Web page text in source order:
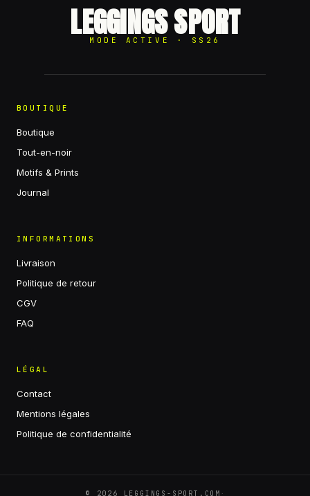
LEGGINGS SPORT
MODE ACTIVE · SS26
BOUTIQUE
Boutique
Tout-en-noir
Motifs & Prints
Journal
INFORMATIONS
Livraison
Politique de retour
CGV
FAQ
LÉGAL
Contact
Mentions légales
Politique de confidentialité
© 2026 LEGGINGS-SPORT.COM ·